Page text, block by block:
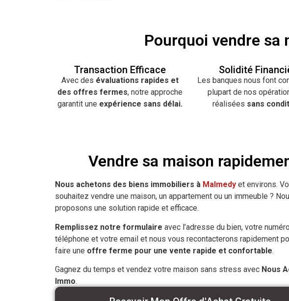
Pourquoi vendre sa
Transaction Efficace
Avec des évaluations rapides et
des offres fermes, notre approche
garantit une expérience sans délai.
Solidité
Les banques nous font
plupart de nos
réalisées sans
Vendre sa maison
Nous achetons des biens immobiliers à Malmedy et environs.
souhaitez vendre une maison, un appartement ou un immeuble ?
proposons une solution rapide et efficace.
Remplissez notre formulaire avec l’adresse du bien, votre
téléphone et votre email et nous vous recontacterons rapidement
faire une offre ferme pour une vente rapide et confortable.
Gagnez du temps et vendez votre maison sans stress avec Nous
Immo.